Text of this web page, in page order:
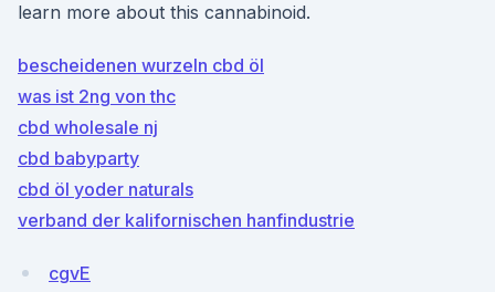
learn more about this cannabinoid.
bescheidenen wurzeln cbd öl
was ist 2ng von thc
cbd wholesale nj
cbd babyparty
cbd öl yoder naturals
verband der kalifornischen hanfindustrie
cgvE